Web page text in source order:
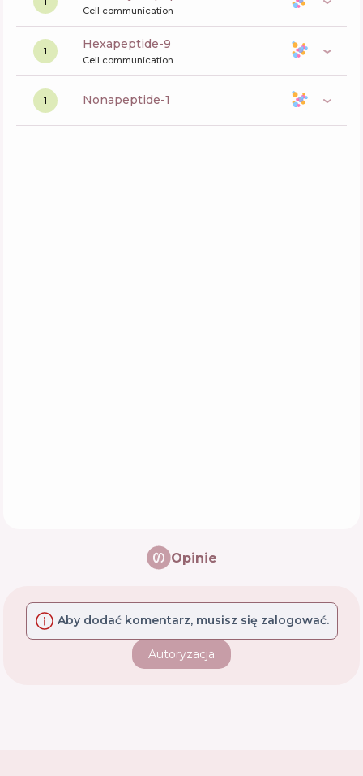
Cell communication
1 hexapeptide-9
Cell communication
1 nonapeptide-1
Opinie
Aby dodać komentarz, musisz się zalogować.
Autoryzacja